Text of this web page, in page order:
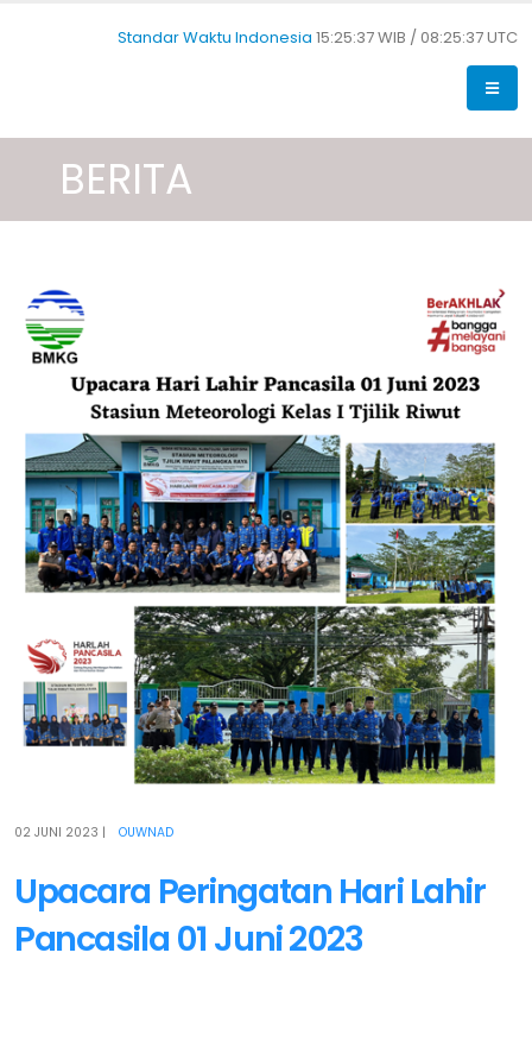
Standar Waktu Indonesia 15:25:38 WIB / 08:25:38 UTC
BERITA
02 JUNI 2023 | OUWNAD
Upacara Peringatan Hari Lahir
Pancasila 01 Juni 2023